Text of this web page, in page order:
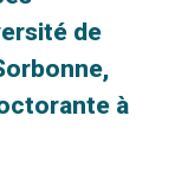
de
à